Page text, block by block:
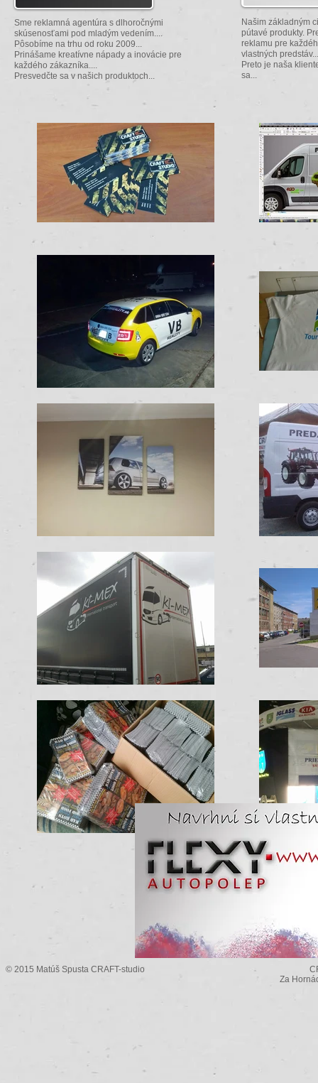
Sme reklamná agentúra s dlhoročnými
skúsenosťami pod mladým vedením....
Pôsobíme na trhu od roku 2009...
Prinášame kreatívne nápady a inovácie pre
každého zákazníka....
Presvedčte sa v našich produktoch...
Našim základným
pútavé produkty.
reklamu pre
vlastných predstáv...
Preto je naša
sa...
© 2015 Matúš Spusta CRAFT-studio
Za